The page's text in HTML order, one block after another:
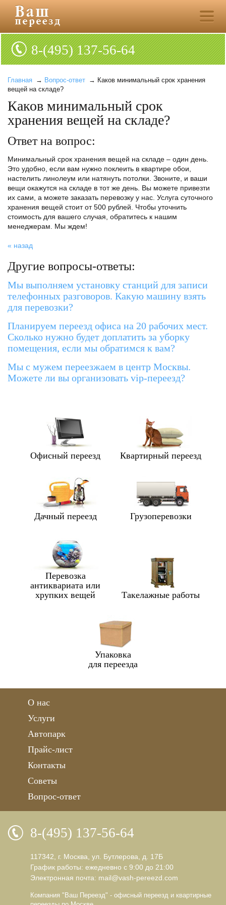
8-(495) 137-56-64
Главная → Вопрос-ответ → Каков минимальный срок хранения
вещей на складе?
Каков минимальный срок
хранения вещей на складе?
Ответ на вопрос:
Минимальный срок хранения вещей на складе – один день.
Это удобно, если вам нужно поклеить в квартире обои,
настелить линолеум или натянуть потолки. Звоните, и ваши
вещи окажутся на складе в тот же день. Вы можете привезти
их сами, а можете заказать перевозку у нас. Услуга суточного
хранения вещей стоит от 500 рублей. Чтобы уточнить
стоимость для вашего случая, обратитесь к нашим
менеджерам. Мы ждем!
« назад
Другие вопросы-ответы:
Мы выполняем установку станций для записи
телефонных разговоров. Какую машину взять
для перевозки?
Планируем переезд офиса на 20 рабочих мест.
Сколько нужно будет доплатить за уборку
помещения, если мы обратимся к вам?
Мы с мужем переезжаем в центр Москвы.
Можете ли вы организовать vip-переезд?
Офисный переезд Квартирный переезд
Дачный переезд Грузоперевозки
Перевозка
антиквариата или
хрупких вещей
Такелажные работы
Упаковка
для переезда
О нас
Услуги
Автопарк
Прайс-лист
Контакты
Советы
Вопрос-ответ
8-(495) 137-56-64
117342, г. Москва, ул. Бутлерова, д. 17Б
График работы: ежедневно с 9:00 до 21:00
Электронная почта: mail@vash-pereezd.com
Компания "Ваш Переезд" - офисный переезд и квартирные